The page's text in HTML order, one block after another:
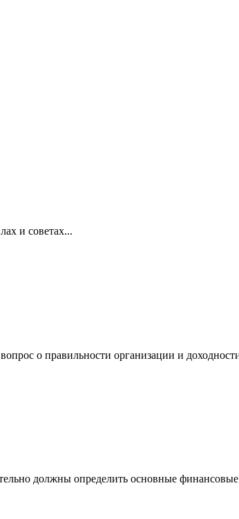
и советах...
о правильности организации и
должны определить основные